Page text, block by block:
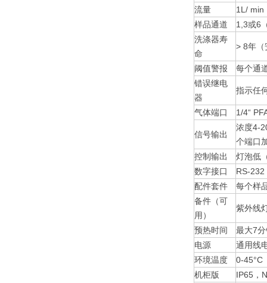
流量
1L/ min
样品通道
1,3或6
洗涤器寿
命
> 8年（
阈值警报
每个通
错误继电
器
指示任
气体端口 1/4“
信号输出
浓度4-
个端口
控制输出
灯泡低
数字接口
RS-232
配件套件
每个样
备件（可
用）
紫外线
预热时间
最大7
电源
通用线
环境温度
0-45°C
机柜版
IP65，